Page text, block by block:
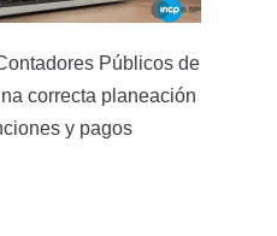
Públicos de
correcta planeación
y pagos